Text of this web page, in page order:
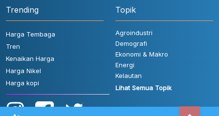
Trending
Harga Tembaga
Tren
Kenaikan Harga
Harga Nikel
Harga kopi
Topik
Agroindustri
Demografi
Ekonomi & Makro
Energi
Kelautan
Lihat Semua Topik